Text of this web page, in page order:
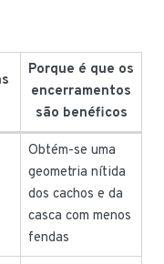
Porque é que os
encerramentos
são benéficos
Obtém-se uma
geometria nítida
dos cachos e da
casca com menos
fendas